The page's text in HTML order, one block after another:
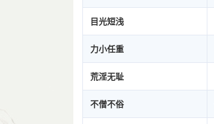
目光短浅
力小任重
荒淫无耻
不僧不俗